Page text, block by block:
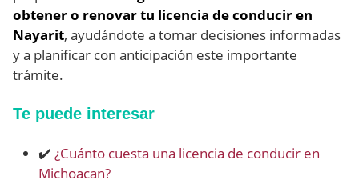
obtener o renovar tu licencia de conducir en
Nayarit, ayudándote a tomar decisiones informadas
y a planificar con anticipación este importante
trámite.
Te puede interesar
✔️ ¿Cuánto cuesta una licencia de conducir en
Michoacan?